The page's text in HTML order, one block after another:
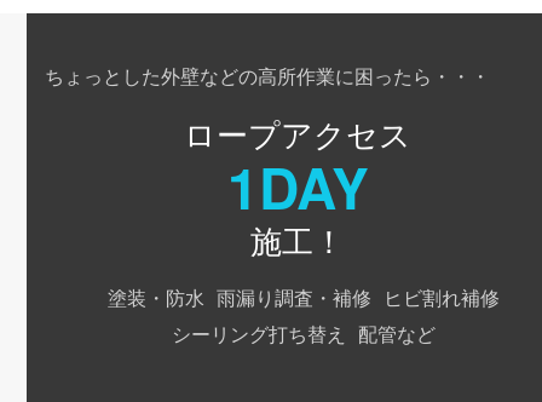
ちょっとした外壁などの高所作業に困ったら・・・
ロープアクセス
1DAY
施工！
塗装・防水 雨漏り調査・補修
ヒビ割れ補修
シーリング打ち替え
配管など